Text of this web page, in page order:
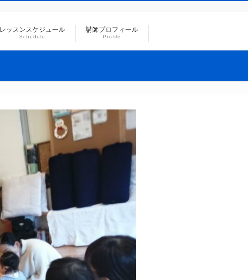
レッスンスケジュール
Schedule
講師プロフィール
Profile